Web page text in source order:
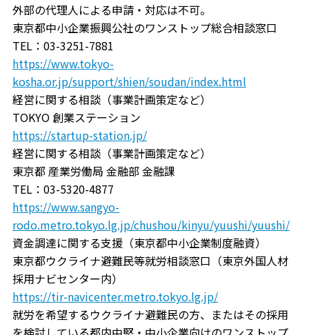
外部の代理人による申請・対応は不可。
東京都中小企業振興公社のワンストップ総合相談窓口
TEL：03-3251-7881
https://www.tokyo-
kosha.or.jp/support/shien/soudan/index.html
経営に関する相談（事業計画策定など）
TOKYO 創業ステーション
https://startup-station.jp/
経営に関する相談（事業計画策定など）
東京都 産業労働局 金融部 金融課
TEL：03-5320-4877
https://www.sangyo-
rodo.metro.tokyo.lg.jp/chushou/kinyu/yuushi/yuushi/
資金調達に関する支援（東京都中小企業制度融資）
東京都ウクライナ避難民等就労相談窓口（東京外国人材
採用ナビセンター内）
https://tir-navicenter.metro.tokyo.lg.jp/
就労を希望するウクライナ避難民の方、またはその採用